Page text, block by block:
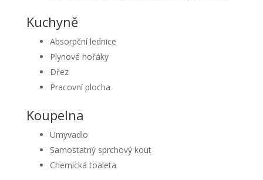
Kuchyně
Absorpční lednice
Plynové hořáky
Dřez
Pracovní plocha
Koupelna
Umyvadlo
Samostatný sprchový kout
Chemická toaleta